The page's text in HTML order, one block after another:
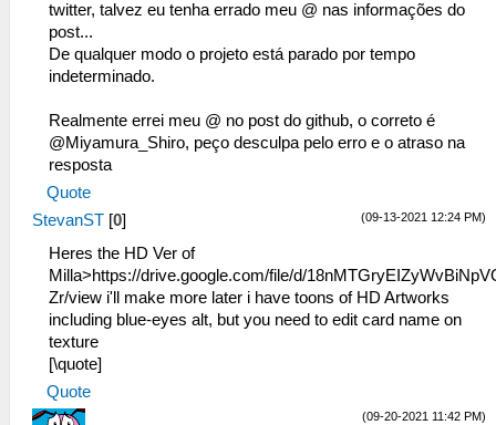
twitter, talvez eu tenha errado meu @ nas informações do
post...
De qualquer modo o projeto está parado por tempo
indeterminado.
Realmente errei meu @ no post do github, o correto é
@Miyamura_Shiro, peço desculpa pelo erro e o atraso na
resposta
Quote
(09-13-2021 12:24 PM)
StevanST [0]
Heres the HD Ver of
Milla>https://drive.google.com/file/d/
Zr/view i'll make more later i have toons of HD Artworks
including blue-eyes alt, but you need to edit card name on
texture
[\quote]
Quote
(09-20-2021 11:42 PM)